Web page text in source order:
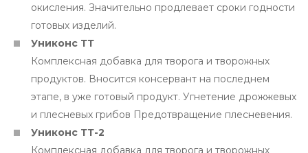
окисления. Значительно продлевает сроки годности
готовых изделий.
Униконс ТТ
Комплексная добавка для творога и творожных
продуктов. Вносится консервант на последнем
этапе, в уже готовый продукт. Угнетение дрожжевых
и плесневых грибов Предотвращение плесневения.
Униконс ТТ-2
Комплексная добавка для творога и творожных